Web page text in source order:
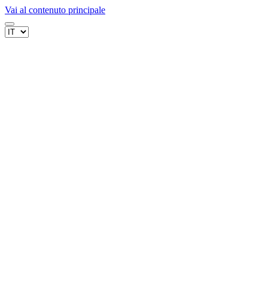
Vai al contenuto principale